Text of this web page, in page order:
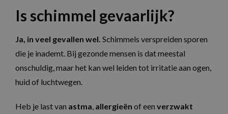
Is schimmel gevaarlijk?
Ja, in veel gevallen wel. Schimmels verspreiden sporen
die je inademt. Bij gezonde mensen is dat meestal
onschuldig, maar het kan wel leiden tot irritatie aan ogen,
huid of luchtwegen.
Heb je last van astma, allergieën of een verzwakt